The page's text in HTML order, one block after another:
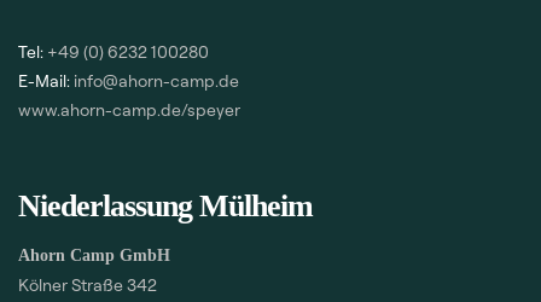
Tel: +49 (0) 6232 100280
E-Mail: info@ahorn-camp.de
www.ahorn-camp.de/speyer
Niederlassung Mülheim
Ahorn Camp GmbH
Kölner Straße 342